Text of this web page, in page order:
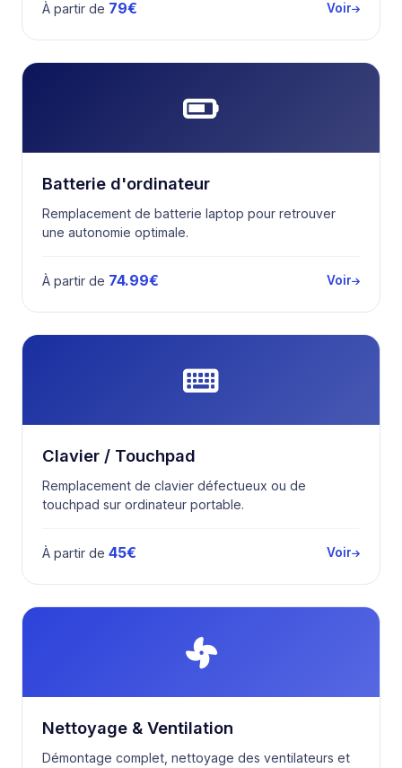
À partir de 79€ Voir
Batterie d'ordinateur
Remplacement de batterie laptop pour retrouver
une autonomie optimale.
À partir de 74.99€ Voir
Clavier / Touchpad
Remplacement de clavier défectueux ou de
touchpad sur ordinateur portable.
À partir de 45€ Voir
Nettoyage & Ventilation
Démontage complet, nettoyage des ventilateurs et